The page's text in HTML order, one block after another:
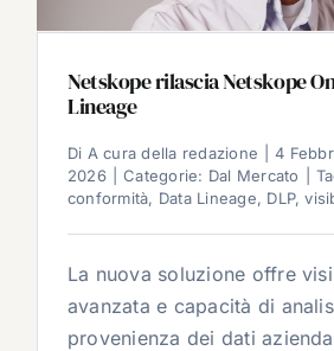
Netskope rilascia Netskope
Lineage
Di A cura della redazione
4
2026
Categorie: Dal Mercato
conformità, Data Lineage, DLP,
La nuova soluzione offre
avanzata e capacità di
provenienza dei dati